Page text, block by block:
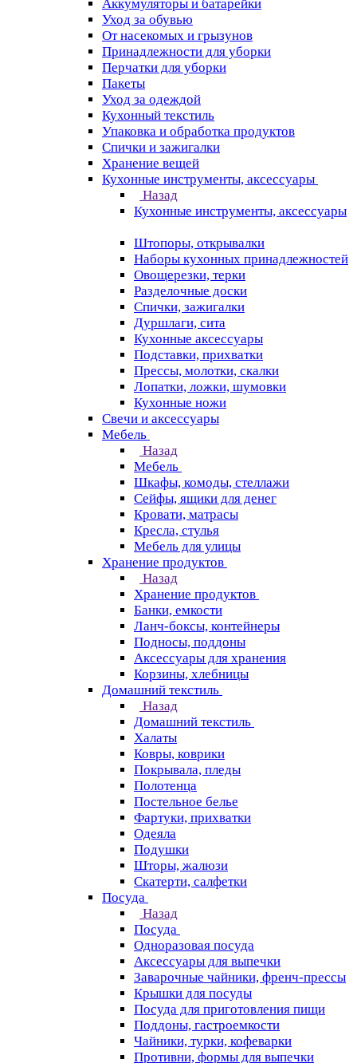
Аккумуляторы и батарейки
Уход за обувью
От насекомых и грызунов
Принадлежности для уборки
Перчатки для уборки
Пакеты
Уход за одеждой
Кухонный текстиль
Упаковка и обработка продуктов
Спички и зажигалки
Хранение вещей
Кухонные инструменты, аксессуары
Назад
Кухонные инструменты, аксессуары
Штопоры, открывалки
Наборы кухонных принадлежностей
Овощерезки, терки
Разделочные доски
Спички, зажигалки
Дуршлаги, сита
Кухонные аксессуары
Подставки, прихватки
Прессы, молотки, скалки
Лопатки, ложки, шумовки
Кухонные ножи
Свечи и аксессуары
Мебель
Назад
Мебель
Шкафы, комоды, стеллажи
Сейфы, ящики для денег
Кровати, матрасы
Кресла, стулья
Мебель для улицы
Хранение продуктов
Назад
Хранение продуктов
Банки, емкости
Ланч-боксы, контейнеры
Подносы, поддоны
Аксессуары для хранения
Корзины, хлебницы
Домашний текстиль
Назад
Домашний текстиль
Халаты
Ковры, коврики
Покрывала, пледы
Полотенца
Постельное белье
Фартуки, прихватки
Одеяла
Подушки
Шторы, жалюзи
Скатерти, салфетки
Посуда
Назад
Посуда
Одноразовая посуда
Аксессуары для выпечки
Заварочные чайники, френч-прессы
Крышки для посуды
Посуда для приготовления пищи
Поддоны, гастроемкости
Чайники, турки, кофеварки
Противни, формы для выпечки